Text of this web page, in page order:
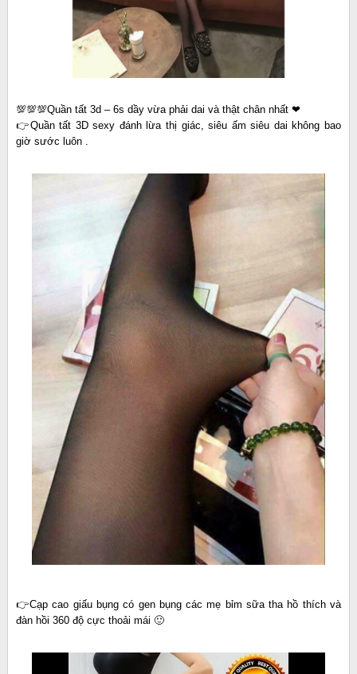
💯💯💯Quần tất 3d – 6s dầy vừa phải dai và thật chân nhất ❤
👉Quần tất 3D sexy đánh lừa thị giác, siêu ấm siêu dai không bao
giờ sước luôn .
👉Cạp cao giấu bụng có gen bụng các mẹ bỉm sữa tha hồ thích và
đàn hồi 360 độ cực thoải mái 🙂